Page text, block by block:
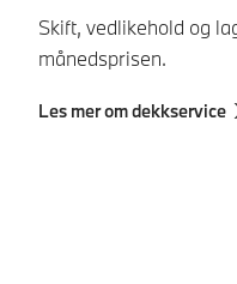
Skift, vedlikehold og
månedsprisen.
Les mer om dekkservice